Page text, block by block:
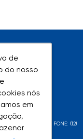
de
do nosso
nós
em
de
do nosso
nós
em
DOS CAMPOS - SP - FONE: (12)